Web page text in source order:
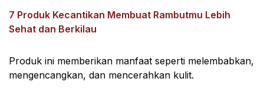
7 Produk Kecantikan Membuat Rambutmu Lebih
Sehat dan Berkilau
Produk ini memberikan manfaat seperti melembabkan,
mengencangkan, dan mencerahkan kulit.